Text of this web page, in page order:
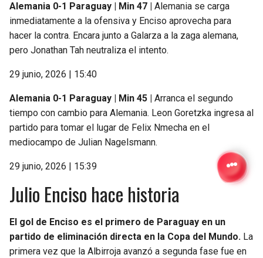
Alemania 0-1 Paraguay | Min 47 |
Alemania se carga
inmediatamente a la ofensiva y Enciso aprovecha para
hacer la contra. Encara junto a Galarza a la zaga alemana,
pero Jonathan Tah neutraliza el intento.
29 junio, 2026 | 15:40
Alemania 0-1 Paraguay | Min 45 |
Arranca el segundo
tiempo con cambio para Alemania. Leon Goretzka ingresa al
partido para tomar el lugar de Felix Nmecha en el
mediocampo de Julian Nagelsmann.
29 junio, 2026 | 15:39
Julio Enciso hace historia
El gol de Enciso es el primero de Paraguay en un
partido de eliminación directa en la Copa del Mundo. La
primera vez que la Albirroja avanzó a segunda fase fue en